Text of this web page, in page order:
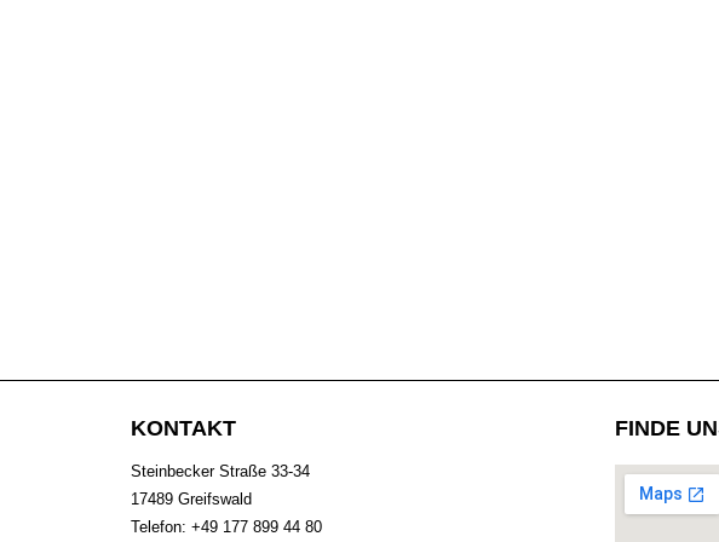
KONTAKT
Steinbecker Straße 33-34
17489 Greifswald
Telefon: +49 177 899 44 80
FINDE